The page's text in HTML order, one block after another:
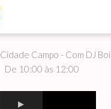
Cidade Campo - Com DJ Boi
De 10:00 às 12:00